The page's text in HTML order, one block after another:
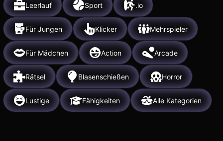
Leerlauf Sport .io
Für Jungen Klicker Mehrspieler
Für Mädchen Action Arcade
Rätsel Blasenschießen Horror
Lustige Fähigkeiten Alle Kategorien